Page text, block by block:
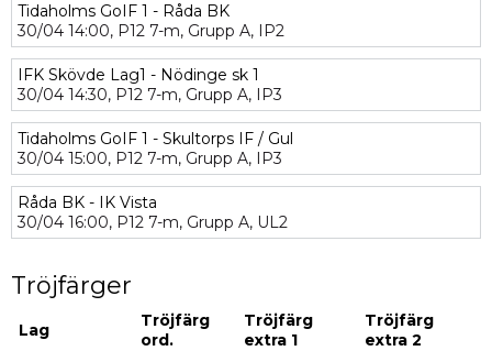
Tidaholms GoIF 1 - Råda BK
30/04 14:00, P12 7-m, Grupp A, IP2
IFK Skövde Lag1 - Nödinge sk 1
30/04 14:30, P12 7-m, Grupp A, IP3
Tidaholms GoIF 1 - Skultorps IF / Gul
30/04 15:00, P12 7-m, Grupp A, IP3
Råda BK - IK Vista
30/04 16:00, P12 7-m, Grupp A, UL2
Tröjfärger
Lag
Tröjfärg
ord.
Tröjfärg
extra 1
Tröjfärg
extra 2